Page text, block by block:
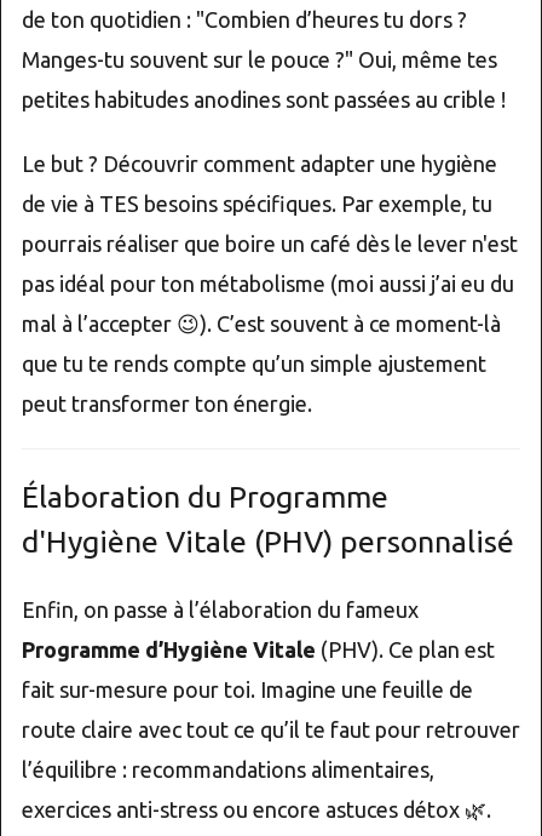
de ton quotidien : "Combien d’heures tu dors ?
Manges-tu souvent sur le pouce ?" Oui, même tes
petites habitudes anodines sont passées au crible !
Le but ? Découvrir comment adapter une hygiène
de vie à TES besoins spécifiques. Par exemple, tu
pourrais réaliser que boire un café dès le lever n'est
pas idéal pour ton métabolisme (moi aussi j’ai eu du
mal à l’accepter 😉). C’est souvent à ce moment-là
que tu te rends compte qu’un simple ajustement
peut transformer ton énergie.
Élaboration du Programme
d'Hygiène Vitale (PHV) personnalisé
Enfin, on passe à l’élaboration du fameux
Programme d’Hygiène Vitale (PHV). Ce plan est
fait sur-mesure pour toi. Imagine une feuille de
route claire avec tout ce qu’il te faut pour retrouver
l’équilibre : recommandations alimentaires,
exercices anti-stress ou encore astuces détox 🌿.